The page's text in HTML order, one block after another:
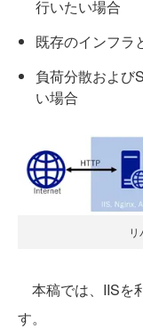
行いたい場合
既存のインフラ
負荷分散および
い場合
本稿では、IISを
す。